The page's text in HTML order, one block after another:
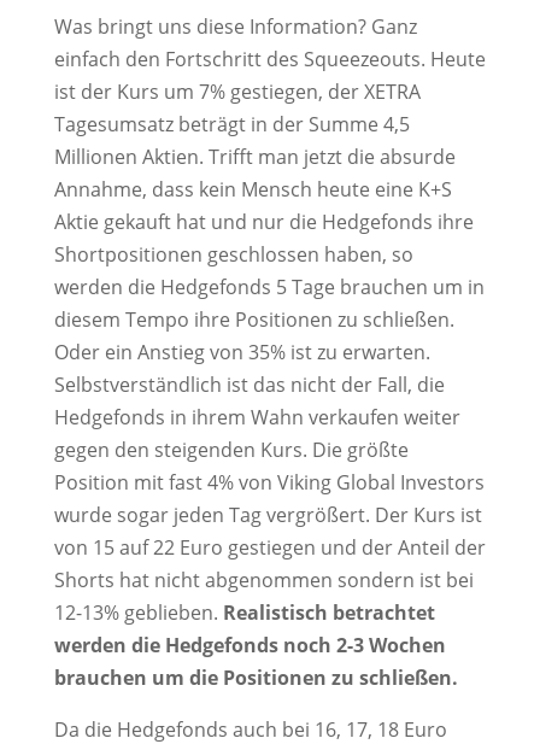
Was bringt uns diese Information? Ganz
einfach den Fortschritt des Squeezeouts. Heute
ist der Kurs um 7% gestiegen, der XETRA
Tagesumsatz beträgt in der Summe 4,5
Millionen Aktien. Trifft man jetzt die absurde
Annahme, dass kein Mensch heute eine K+S
Aktie gekauft hat und nur die Hedgefonds ihre
Shortpositionen geschlossen haben, so
werden die Hedgefonds 5 Tage brauchen um in
diesem Tempo ihre Positionen zu schließen.
Oder ein Anstieg von 35% ist zu erwarten.
Selbstverständlich ist das nicht der Fall, die
Hedgefonds in ihrem Wahn verkaufen weiter
gegen den steigenden Kurs. Die größte
Position mit fast 4% von Viking Global Investors
wurde sogar jeden Tag vergrößert. Der Kurs ist
von 15 auf 22 Euro gestiegen und der Anteil der
Shorts hat nicht abgenommen sondern ist bei
12-13% geblieben. Realistisch betrachtet
werden die Hedgefonds noch 2-3 Wochen
brauchen um die Positionen zu schließen.
Da die Hedgefonds auch bei 16, 17, 18 Euro